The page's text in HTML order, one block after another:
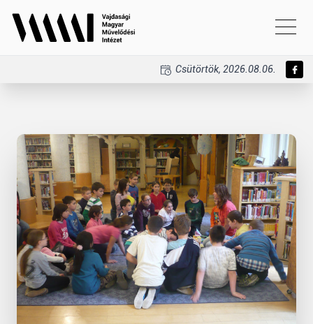
Csütörtök, 2026.08.06.